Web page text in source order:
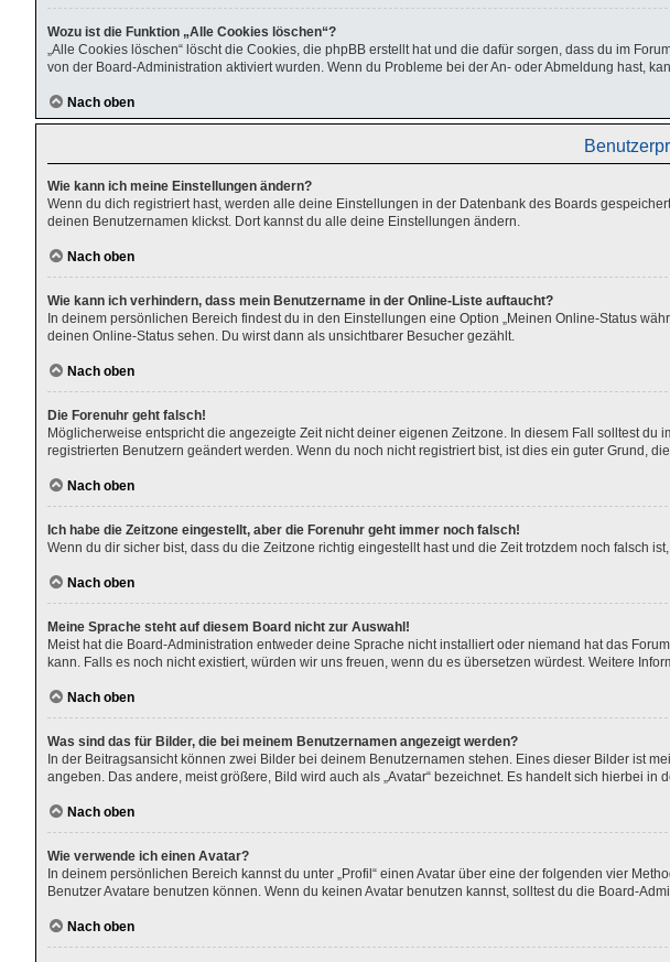
Wozu ist die Funktion „Alle Cookies löschen“?
„Alle Cookies löschen“ löscht die Cookies, die phpBB erstellt hat und die dafür sorgen, dass du im
von der Board-Administration aktiviert wurden. Wenn du Probleme bei der An- oder Abmeldung hast,
Nach oben
Wie kann ich meine Einstellungen ändern?
Wenn du dich registriert hast, werden alle deine Einstellungen in der Datenbank des Boards
deinen Benutzernamen klickst. Dort kannst du alle deine Einstellungen ändern.
Nach oben
Wie kann ich verhindern, dass mein Benutzername in der Online-Liste auftaucht?
In deinem persönlichen Bereich findest du in den Einstellungen eine Option „Meinen Online-Status
deinen Online-Status sehen. Du wirst dann als unsichtbarer Besucher gezählt.
Nach oben
Die Forenuhr geht falsch!
Möglicherweise entspricht die angezeigte Zeit nicht deiner eigenen Zeitzone. In diesem Fall solltest
registrierten Benutzern geändert werden. Wenn du noch nicht registriert bist, ist dies ein guter Grund,
Nach oben
Ich habe die Zeitzone eingestellt, aber die Forenuhr geht immer noch falsch!
Wenn du dir sicher bist, dass du die Zeitzone richtig eingestellt hast und die Zeit trotzdem noch falsch
Nach oben
Meine Sprache steht auf diesem Board nicht zur Auswahl!
Meist hat die Board-Administration entweder deine Sprache nicht installiert oder niemand hat das
kann. Falls es noch nicht existiert, würden wir uns freuen, wenn du es übersetzen würdest. Weitere
Nach oben
Was sind das für Bilder, die bei meinem Benutzernamen angezeigt werden?
In der Beitragsansicht können zwei Bilder bei deinem Benutzernamen stehen. Eines dieser Bilder ist
angeben. Das andere, meist größere, Bild wird auch als „Avatar“ bezeichnet. Es handelt sich hierbei
Nach oben
Wie verwende ich einen Avatar?
In deinem persönlichen Bereich kannst du unter „Profil“ einen Avatar über eine der folgenden vier
Benutzer Avatare benutzen können. Wenn du keinen Avatar benutzen kannst, solltest du die Board-
Nach oben